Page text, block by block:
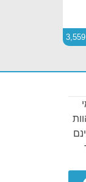
3,559